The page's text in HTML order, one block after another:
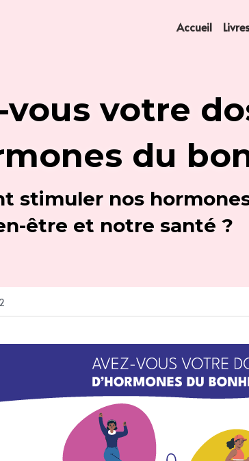
Accueil Livres
vous votre
du
stimuler nos
être et notre santé ?